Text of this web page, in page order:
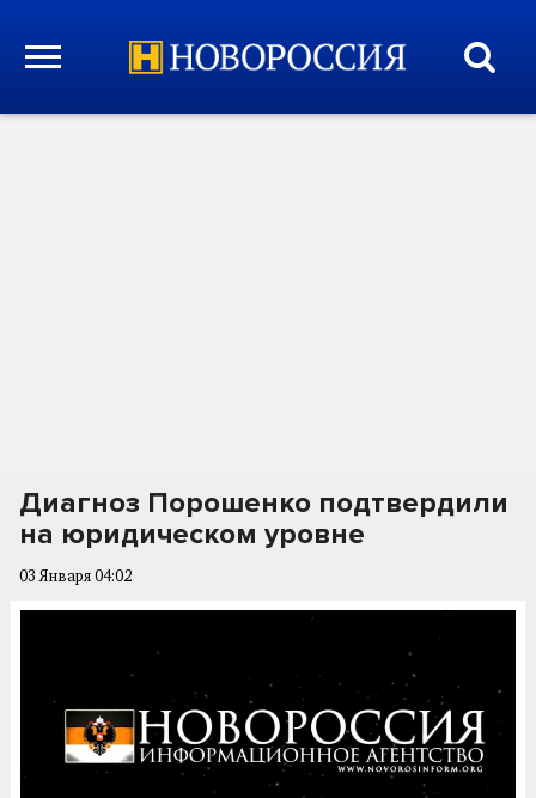
Диагноз Порошенко подтвердили
на юридическом уровне
03 Января 04:02